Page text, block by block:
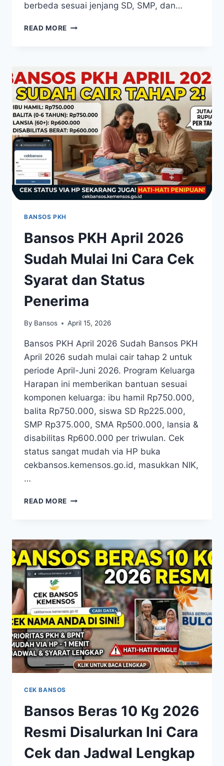
berbeda sesuai jenjang SD, SMP, dan…
READ MORE PIP
CARA
CEK
NAMA
PENERIMA
BANTUAN
PENDIDIKAN
BANSOS PKH
Bansos PKH April 2026
Sudah Mulai Ini Cara Cek
Syarat dan Status
Penerima
By Bansos April 15, 2026
Bansos PKH April 2026 Sudah Bansos PKH
April 2026 sudah mulai cair tahap 2 untuk
periode April-Juni 2026. Program Keluarga
Harapan ini memberikan bantuan sesuai
komponen keluarga: ibu hamil Rp750.000,
balita Rp750.000, siswa SD Rp225.000,
SMP Rp375.000, SMA Rp500.000, lansia &
disabilitas Rp600.000 per triwulan. Cek
status sangat mudah via HP buka
cekbansos.kemensos.go.id, masukkan NIK,
…
READ MORE BANSOS
SUDAH
MULAI
INI
CARA
SYARAT
DAN
STATUS
PENERIMA
CEK BANSOS
Bansos Beras 10 Kg 2026
Resmi Disalurkan Ini Cara
Cek dan Jadwal Lengkap